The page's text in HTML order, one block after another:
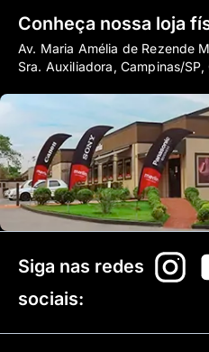
Conheça nossa loja
Av. Maria Amélia de Rezende
Sra. Auxiliadora, Campinas/SP,
Siga nas redes
sociais: